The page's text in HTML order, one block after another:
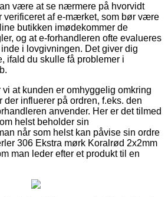
være at se nærmere på hvorvidt
verificeret af e-mærket, som bør være
butikken imødekommer de
og at e-forhandleren ofte evalueres
i lovgivningen. Det giver dig
ifald du skulle få problemer i
at kunden er omhyggelig omkring
influerer på ordren, f.eks. den
anvender. Her er det tilmed
helst beholder sin
når som helst kan påvise sin ordre
306 Ekstra mørk Koralrød 2x2mm
man leder efter et produkt til en